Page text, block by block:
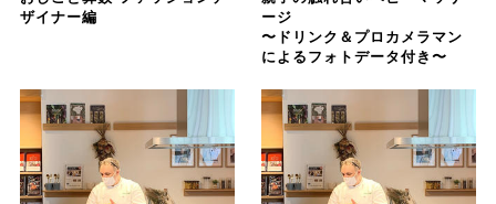
ザイナー編
ージ
〜ドリンク＆プロカメラマン
によるフォトデータ付き〜